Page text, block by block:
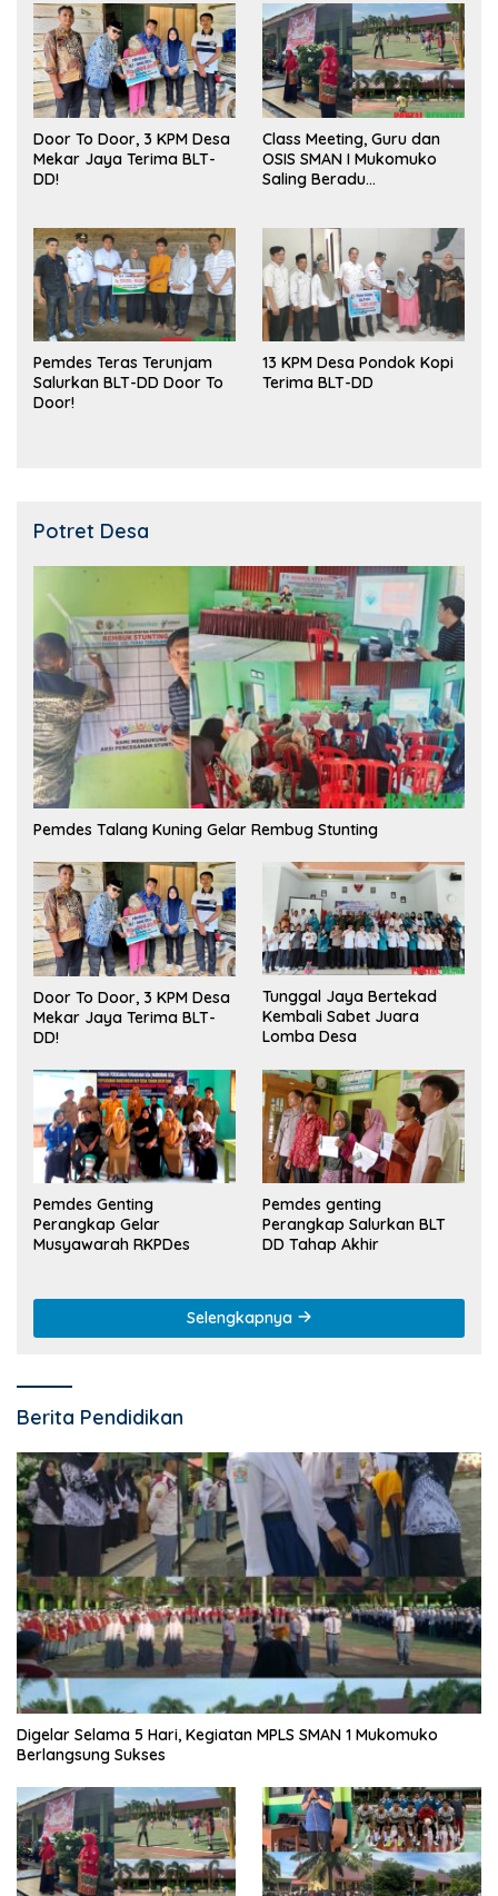
Door To Door, 3 KPM Desa
Mekar Jaya Terima BLT-
DD!
Class Meeting, Guru dan
OSIS SMAN I Mukomuko
Saling Beradu
Pemdes Teras Terunjam
Salurkan BLT-DD Door To
Door!
13 KPM Desa Pondok Kopi
Terima BLT-DD
Potret Desa
Pemdes Talang Kuning Gelar Rembug Stunting
Door To Door, 3 KPM Desa
Mekar Jaya Terima BLT-
DD!
Tunggal Jaya Bertekad
Kembali Sabet Juara
Lomba Desa
Pemdes Genting
Perangkap Gelar
Musyawarah RKPDes
Pemdes genting
Perangkap Salurkan BLT
DD Tahap Akhir
Selengkapnya
Berita Pendidikan
Digelar Selama 5 Hari, Kegiatan MPLS SMAN 1 Mukomuko
Berlangsung Sukses